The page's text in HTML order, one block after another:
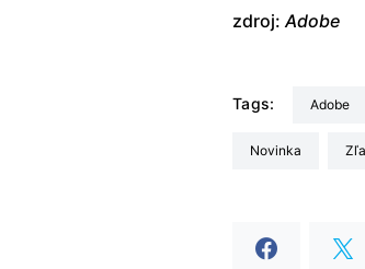
zdroj:Adobe
Tags: Adobe
Novinka